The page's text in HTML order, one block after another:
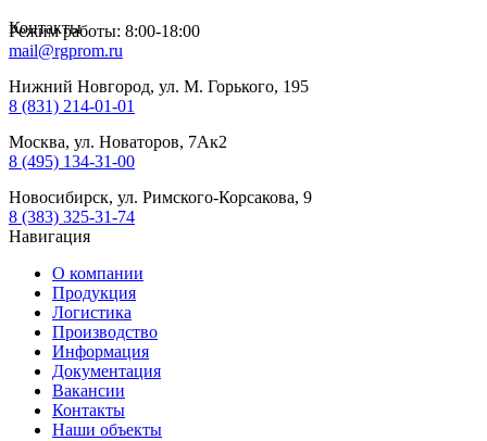
Контакты
Режим работы: 8:00-18:00
mail@rgprom.ru
Нижний Новгород, ул. М. Горького, 195
8 (831) 214-01-01
Москва, ул. Новаторов, 7Ак2
8 (495) 134-31-00
Новосибирск, ул. Римского-Корсакова, 9
8 (383) 325-31-74
Навигация
О компании
Продукция
Логистика
Производство
Информация
Документация
Вакансии
Контакты
Наши объекты